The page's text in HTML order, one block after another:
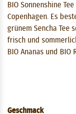
BIO Sonnenshine
Copenhagen. Es
grünem Sencha Tee
frisch und
BIO Ananas und BIO
Geschmack